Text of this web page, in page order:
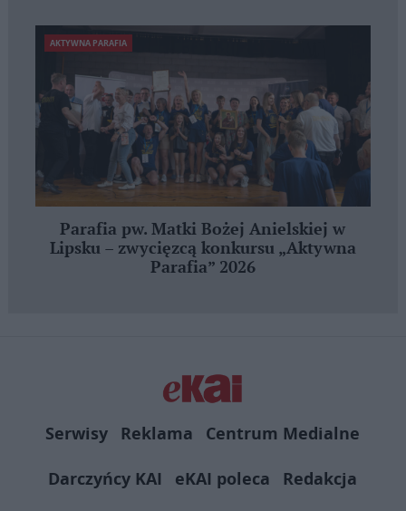
AKTYWNA PARAFIA
Parafia pw. Matki Bożej Anielskiej w
Lipsku – zwycięzcą konkursu „Aktywna
Parafia” 2026
Serwisy Reklama
Centrum Medialne
Darczyńcy KAI
eKAI poleca
Redakcja